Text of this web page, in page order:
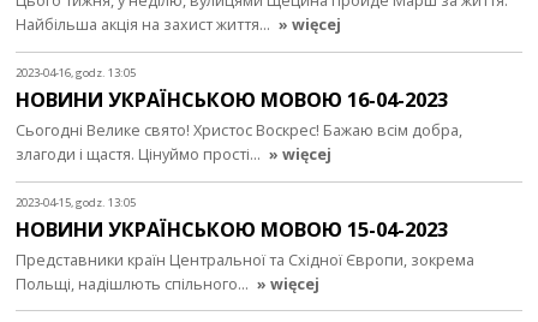
Найбільша акція на захист життя… » więcej
2023-04-16, godz. 13:05
НОВИНИ УКРАЇНСЬКОЮ МОВОЮ 16-04-2023
Сьогодні Велике свято! Христос Воскрес! Бажаю всім добра,
злагоди і щастя. Цінуймо прості… » więcej
2023-04-15, godz. 13:05
НОВИНИ УКРАЇНСЬКОЮ МОВОЮ 15-04-2023
Представники країн Центральної та Східної Європи, зокрема
Польщі, надішлють спільного… » więcej